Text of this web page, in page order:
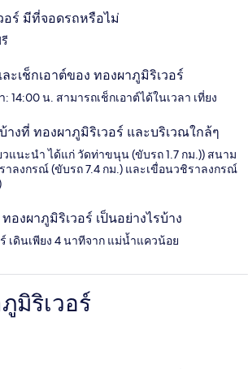
อร์ มีที่จอดรถหรือไม่
ะเช็กเอาต์ของ ทองผาภูมิริเวอร์
: 14:00 น. สามารถเช็กเอาต์ได้ในเวลา เที่ยง
างที่ ทองผาภูมิริเวอร์ และบริเวณใกล้ๆ
แนะนำ ได้แก่ วัดท่าขนุน (ขับรถ 1.7 กม.)) สนาม
าลงกรณ์ (ขับรถ 7.4 กม.) และเขื่อนวชิราลงกรณ์
องผาภูมิริเวอร์ เป็นอย่างไรบ้าง
เดินเพียง 4 นาทีจาก แม่น้ำแควน้อย
มิริเวอร์